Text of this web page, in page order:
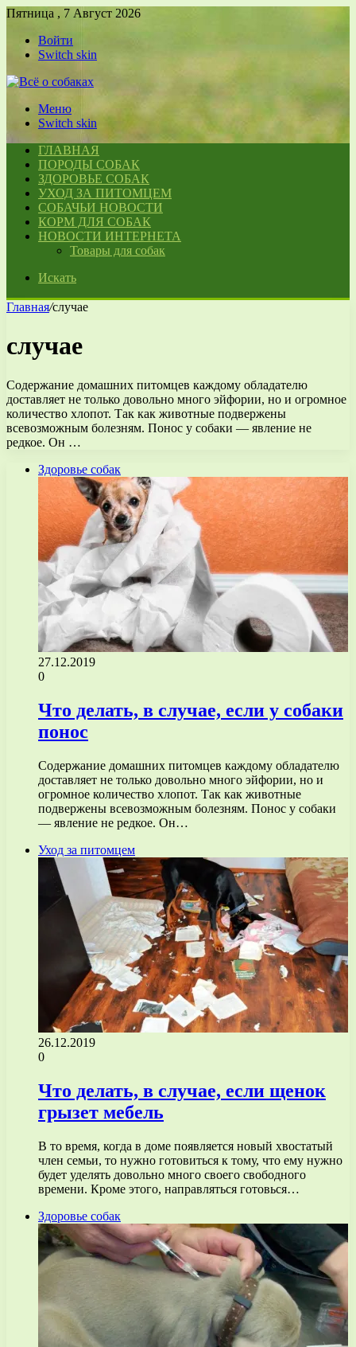
Пятница , 7 Август 2026
Войти
Switch skin
Меню
Switch skin
ГЛАВНАЯ
ПОРОДЫ СОБАК
ЗДОРОВЬЕ СОБАК
УХОД ЗА ПИТОМЦЕМ
СОБАЧЬИ НОВОСТИ
КОРМ ДЛЯ СОБАК
НОВОСТИ ИНТЕРНЕТА
Товары для собак
Искать
Главная/случае
случае
Содержание домашних питомцев каждому обладателю
доставляет не только довольно много эйфории, но и огромное
количество хлопот. Так как животные подвержены
всевозможным болезням. Понос у собаки — явление не
редкое. Он …
Здоровье собак
27.12.2019
0
Что делать, в случае, если у собаки
понос
Содержание домашних питомцев каждому обладателю
доставляет не только довольно много эйфории, но и
огромное количество хлопот. Так как животные
подвержены всевозможным болезням. Понос у собаки
— явление не редкое. Он…
Уход за питомцем
26.12.2019
0
Что делать, в случае, если щенок
грызет мебель
В то время, когда в доме появляется новый хвостатый
член семьи, то нужно готовиться к тому, что ему нужно
будет уделять довольно много своего свободного
времени. Кроме этого, направляться готовься…
Здоровье собак